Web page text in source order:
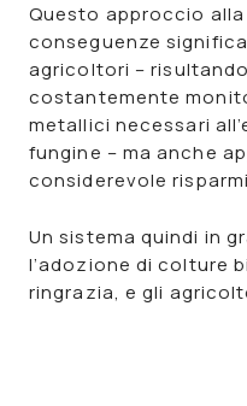
Questo approccio
conseguenze
agricoltori –
costantemente
metallici necessari
fungine – ma anche
considerevole
Un sistema quindi in
l’adozione di colture
ringrazia, e gli